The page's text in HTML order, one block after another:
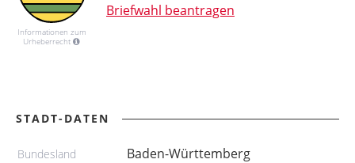
Informationen zum
Urheberrecht
Briefwahl beantragen
STADT-DATEN
Bundesland Baden-Württemberg